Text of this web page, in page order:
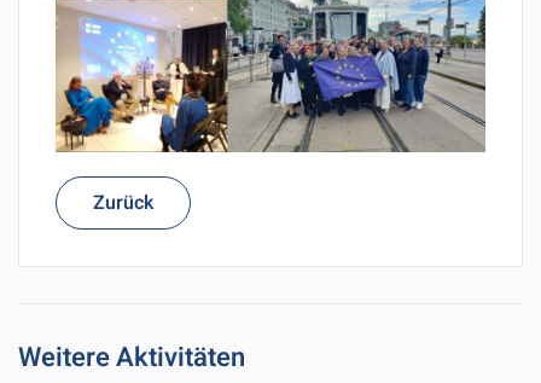
Zurück
Weitere Aktivitäten